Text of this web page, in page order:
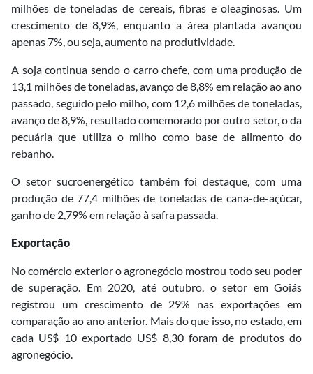
milhões de toneladas de cereais, fibras e oleaginosas. Um
crescimento de 8,9%, enquanto a área plantada avançou
apenas 7%, ou seja, aumento na produtividade.
A soja continua sendo o carro chefe, com uma produção de
13,1 milhões de toneladas, avanço de 8,8% em relação ao ano
passado, seguido pelo milho, com 12,6 milhões de toneladas,
avanço de 8,9%, resultado comemorado por outro setor, o da
pecuária que utiliza o milho como base de alimento do
rebanho.
O setor sucroenergético também foi destaque, com uma
produção de 77,4 milhões de toneladas de cana-de-açúcar,
ganho de 2,79% em relação à safra passada.
Exportação
No comércio exterior o agronegócio mostrou todo seu poder
de superação. Em 2020, até outubro, o setor em Goiás
registrou um crescimento de 29% nas exportações em
comparação ao ano anterior. Mais do que isso, no estado, em
cada US$ 10 exportado US$ 8,30 foram de produtos do
agronegócio.